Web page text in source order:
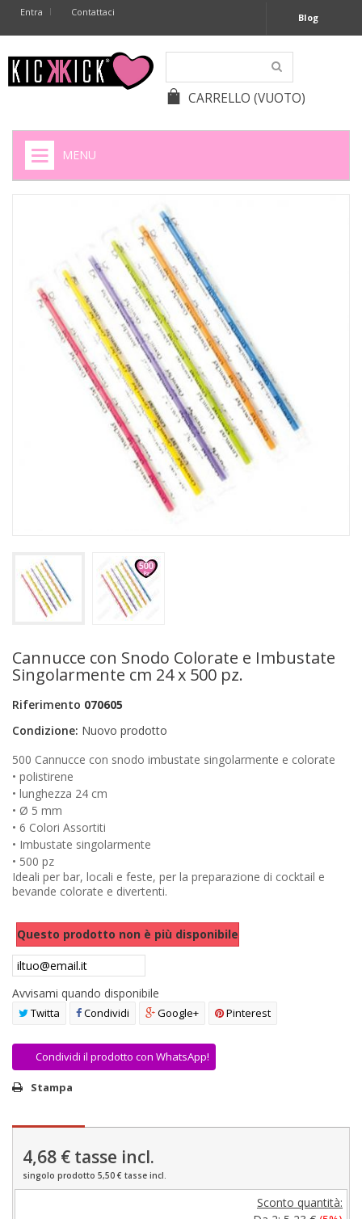
Entra Contattaci Blog
CARRELLO (VUOTO)
MENU
SIGARETTE ELETTRONICHE
CAPSULE CAFFÈ
BATTERIE APPARECCHI ACUSTICI
BATTERIE
PRODOTTI MONOUSO E TNT
FORNITURE ESTETICA
FAI DA TE
AUTO E MOTO
PROMOZIONI E COUPON
ARTICOLI IN OFFERTA
AREA RIVENDITORI
DICONO DI NOI
Cannucce con Snodo Colorate e Imbustate
Singolarmente cm 24 x 500 pz.
Riferimento 070605
Condizione: Nuovo prodotto
500 Cannucce con snodo imbustate singolarmente e colorate
• polistirene
• lunghezza 24 cm
• Ø 5 mm
• 6 Colori Assortiti
• Imbustate singolarmente
• 500 pz
Ideali per bar, locali e feste, per la preparazione di cocktail e
bevande colorate e divertenti.
Questo prodotto non è più disponibile
Avvisami quando disponibile
Twitta Condividi Google+ Pinterest
Condividi il prodotto con WhatsApp!
Stampa
4,68 € tasse incl.
singolo prodotto 5,50 € tasse incl.
Sconto quantità: